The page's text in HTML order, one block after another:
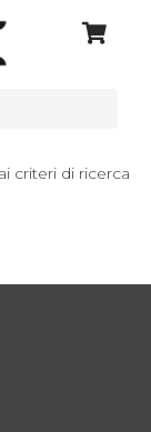
criteri di ricerca